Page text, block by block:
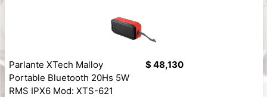
Parlante XTech Malloy
Portable Bluetooth 20Hs 5W
RMS IPX6 Mod: XTS-621
$ 48,130